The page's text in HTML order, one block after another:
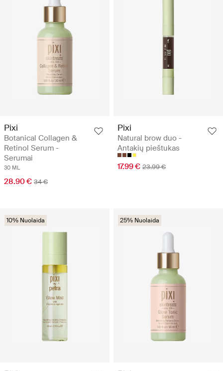
Pixi
Botanical Collagen &
Retinol Serum -
Serumai
30 ML
28.90 € 34 €
Pixi
Natural brow duo -
Antakių pieštukas
17.99 € 23.99 €
10% Nuolaida 25% Nuolaida